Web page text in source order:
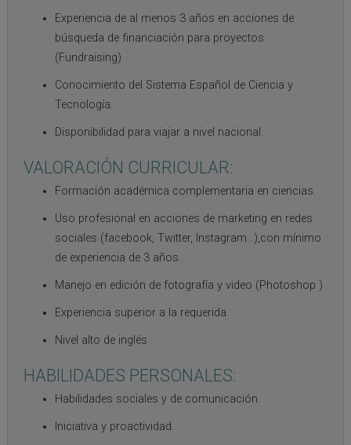
Experiencia de al menos 3 años en acciones de
búsqueda de financiación para proyectos
(Fundraising)
Conocimiento del Sistema Español de Ciencia y
Tecnología.
Disponibilidad para viajar a nivel nacional.
VALORACIÓN CURRICULAR:
Formación académica complementaria en ciencias.
Uso profesional en acciones de marketing en redes
sociales (facebook, Twitter, Instagram…),con mínimo
de experiencia de 3 años.
Manejo en edición de fotografía y video (Photoshop )
Experiencia superior a la requerida
Nivel alto de inglés
HABILIDADES PERSONALES:
Habilidades sociales y de comunicación.
Iniciativa y proactividad.